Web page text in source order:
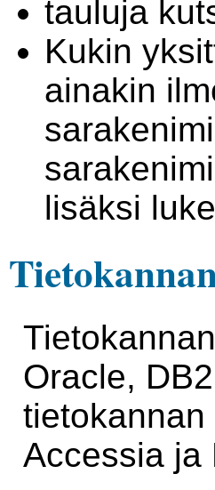
tauluja
Kukin
ainakin
lisäksi
Oracle,
Accessia ja